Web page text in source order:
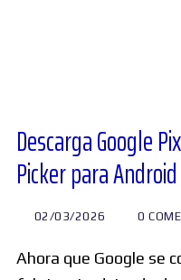
Descarga Google
Picker para Android
02/03/2026 0
Ahora que Google se